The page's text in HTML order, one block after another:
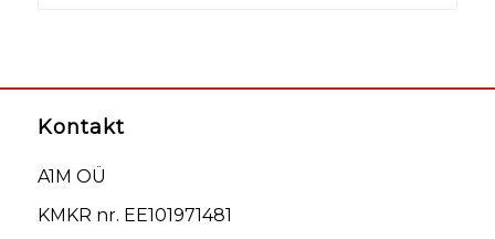
Kontakt
A1M OÜ
KMKR nr. EE101971481